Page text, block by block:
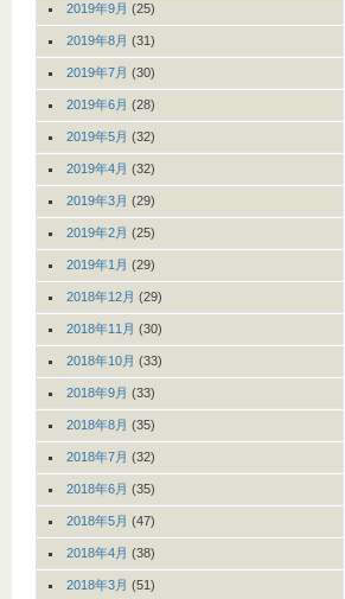
2019年9月 (25)
2019年8月 (31)
2019年7月 (30)
2019年6月 (28)
2019年5月 (32)
2019年4月 (32)
2019年3月 (29)
2019年2月 (25)
2019年1月 (29)
2018年12月 (29)
2018年11月 (30)
2018年10月 (33)
2018年9月 (33)
2018年8月 (35)
2018年7月 (32)
2018年6月 (35)
2018年5月 (47)
2018年4月 (38)
2018年3月 (51)